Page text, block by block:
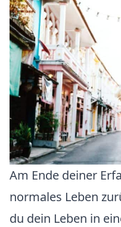
Am Ende deiner
normales Leben
du dein Leben in